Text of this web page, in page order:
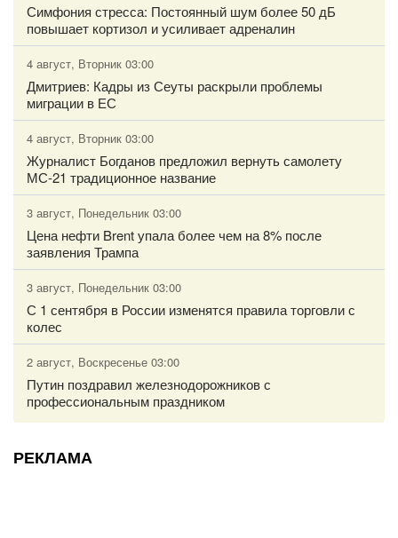
Симфония стресса: Постоянный шум более 50 дБ
повышает кортизол и усиливает адреналин
4 август, Вторник 03:00
Дмитриев: Кадры из Сеуты раскрыли проблемы
миграции в ЕС
4 август, Вторник 03:00
Журналист Богданов предложил вернуть самолету
МС-21 традиционное название
3 август, Понедельник 03:00
Цена нефти Brent упала более чем на 8% после
заявления Трампа
3 август, Понедельник 03:00
С 1 сентября в России изменятся правила торговли с
колес
2 август, Воскресенье 03:00
Путин поздравил железнодорожников с
профессиональным праздником
РЕКЛАМА